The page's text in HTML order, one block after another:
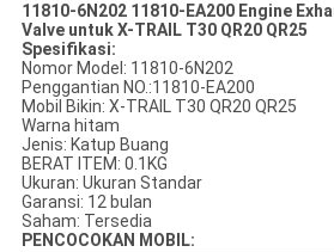
11810-6N202 11810-EA200 Engine
Valve untuk X-TRAIL T30 QR20 QR25
Spesifikasi:
Nomor Model: 11810-6N202
Penggantian NO.:11810-EA200
Mobil Bikin: X-TRAIL T30 QR20 QR25
Warna hitam
Jenis: Katup Buang
BERAT ITEM: 0.1KG
Ukuran: Ukuran Standar
Garansi: 12 bulan
Saham: Tersedia
PENCOCOKAN MOBIL: